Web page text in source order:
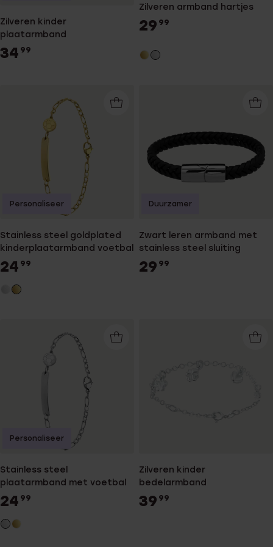
Zilveren kinder
plaatarmband
34 99
Zilveren armband hartjes
29 99
Stainless steel goldplated
kinderplaatarmband voetbal
24 99
Personaliseer
Zwart leren armband met
stainless steel sluiting
29 99
Duurzamer
Stainless steel
plaatarmband met voetbal
24 99
Personaliseer
Zilveren kinder
bedelarmband
39 99